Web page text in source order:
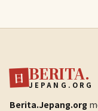
日 BERITA.
JEPANG.ORG
Berita.Jepang.org